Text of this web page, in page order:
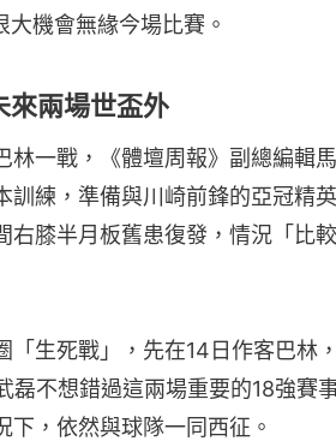
機會無緣今場比賽。
兩場世盃外
林一戰，《體壇周報》副總編輯
訓練，準備與川崎前鋒的亞冠精
右膝半月板舊患復發，情況「比
「生死戰」，先在14日作客巴林
磊不想錯過這兩場重要的18強賽
，依然與球隊一同西征。